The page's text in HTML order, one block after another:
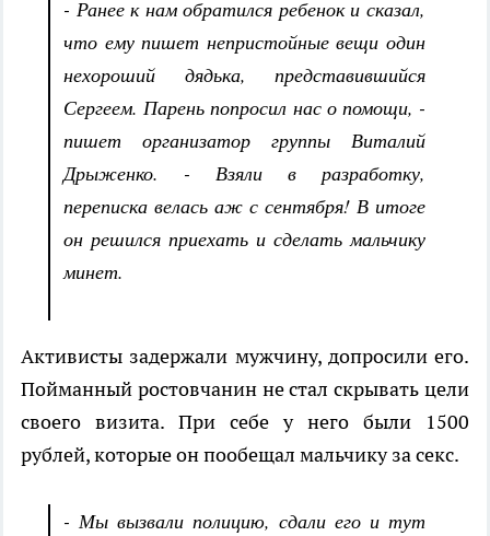
- Ранее к нам обратился ребенок и сказал,
что ему пишет непристойные вещи один
нехороший дядька, представившийся
Сергеем. Парень попросил нас о помощи, -
пишет организатор группы Виталий
Дрыженко. - Взяли в разработку,
переписка велась аж с сентября! В итоге
он решился приехать и сделать мальчику
минет.
Активисты задержали мужчину, допросили его.
Пойманный ростовчанин не стал скрывать цели
своего визита. При себе у него были 1500
рублей, которые он пообещал мальчику за секс.
- Мы вызвали полицию, сдали его и тут